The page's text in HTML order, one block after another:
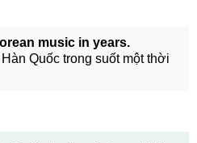
music in years.
Quốc trong suốt một thời